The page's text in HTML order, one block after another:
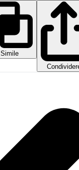
Simile